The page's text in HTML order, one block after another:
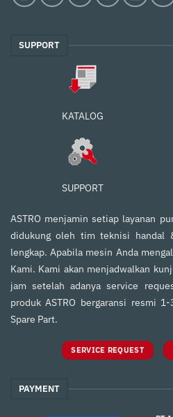
SUPPORT
KATALOG
SUPPORT
ASTRO menjamin setiap layanan
didukung oleh tim teknisi handal
lengkap. Apabila mesin Anda
Kami. Kami akan menjadwalkan
jam setelah adanya service
produk ASTRO bergaransi resmi
Spare Part.
SERVICE REQUEST
PAYMENT